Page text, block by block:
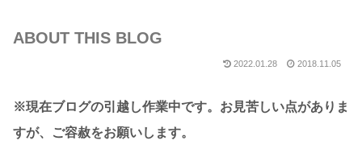
ABOUT THIS BLOG
2022.01.28 2018.11.05
※現在ブログの引越し作業中です。お見苦しい点がありま
すが、ご容赦をお願いします。